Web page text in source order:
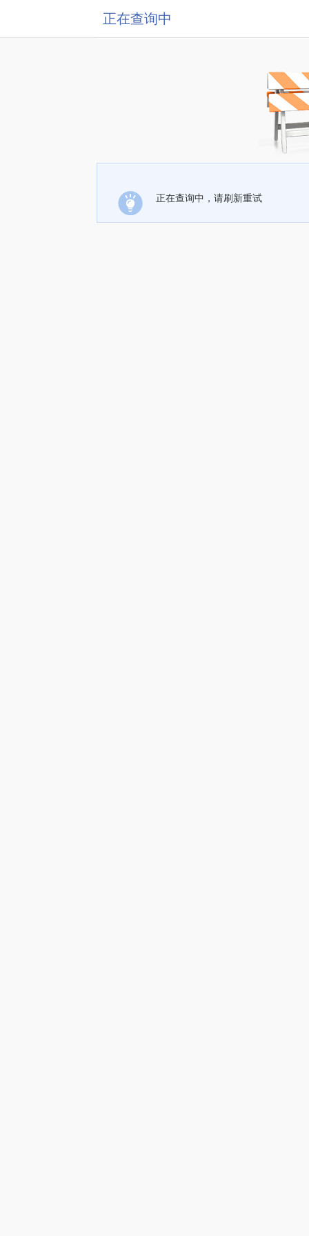
正在查询中
正在查询中，请刷新重试